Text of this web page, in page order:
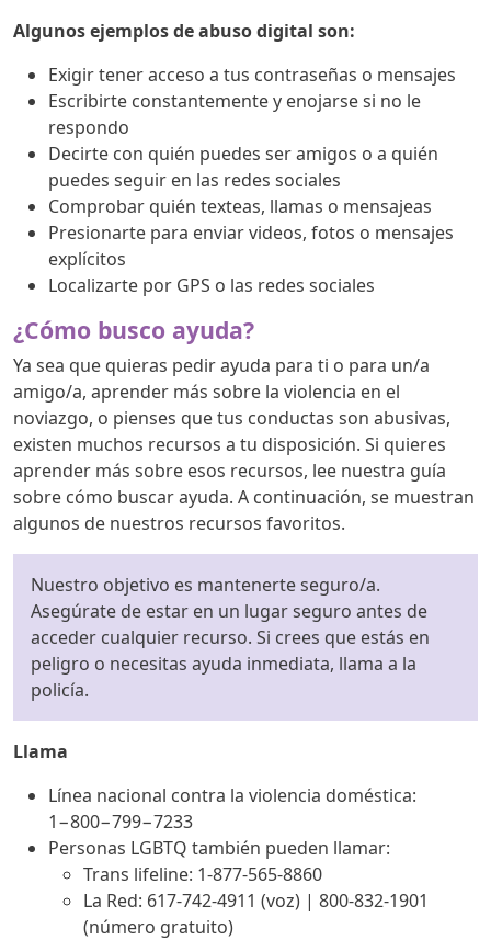
Algunos ejemplos de abuso digital son:
Exigir tener acceso a tus contraseñas o mensajes
Escribirte constantemente y enojarse si no le
respondo
Decirte con quién puedes ser amigos o a quién
puedes seguir en las redes sociales
Comprobar quién texteas, llamas o mensajeas
Presionarte para enviar videos, fotos o mensajes
explícitos
Localizarte por GPS o las redes sociales
¿Cómo busco ayuda?
Ya sea que quieras pedir ayuda para ti o para un/a
amigo/a, aprender más sobre la violencia en el
noviazgo, o pienses que tus conductas son abusivas,
existen muchos recursos a tu disposición. Si quieres
aprender más sobre esos recursos, lee nuestra guía
sobre cómo buscar ayuda. A continuación, se muestran
algunos de nuestros recursos favoritos.
Nuestro objetivo es mantenerte seguro/a.
Asegúrate de estar en un lugar seguro antes de
acceder cualquier recurso. Si crees que estás en
peligro o necesitas ayuda inmediata, llama a la
policía.
Llama
Línea nacional contra la violencia doméstica:
1−800−799−7233​​
Personas LGBTQ también pueden llamar:
Trans lifeline: 1-877-565-8860
La Red: 617-742-4911 (voz) | 800-832-1901
(número gratuito)